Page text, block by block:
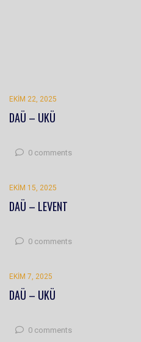
EKIM 22, 2025
DAÜ – UKÜ
0 comments
EKIM 15, 2025
DAÜ – LEVENT
0 comments
EKIM 7, 2025
DAÜ – UKÜ
0 comments